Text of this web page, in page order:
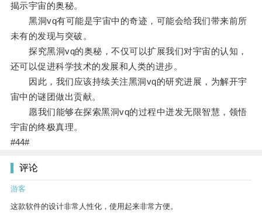
揭示宇宙的奥秘。
黑洞vq有可能是宇宙中的奇迹，可能会给我们带来前所
未有的发现与突破。
探究黑洞vq的奥秘，不仅可以扩展我们对宇宙的认知，
还可以促进科学技术的发展和人类的进步。
因此，我们应该持续关注黑洞vq的研究进展，为解开宇
宙中的谜团做出贡献。
愿我们能够在探索黑洞vq的过程中迸发无限智慧，领悟
宇宙的终极真理。
#44#
评论
游客
这款软件的设计非常人性化，使用起来非常方便。